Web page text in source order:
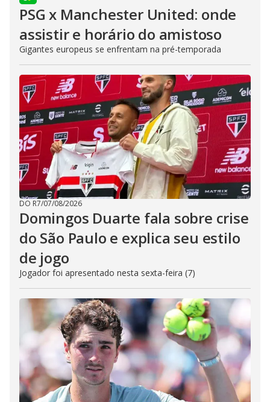
PSG x Manchester United: onde
assistir e horário do amistoso
Gigantes europeus se enfrentam na pré-temporada
DO R7/07/08/2026
Domingos Duarte fala sobre crise
do São Paulo e explica seu estilo
de jogo
Jogador foi apresentado nesta sexta-feira (7)